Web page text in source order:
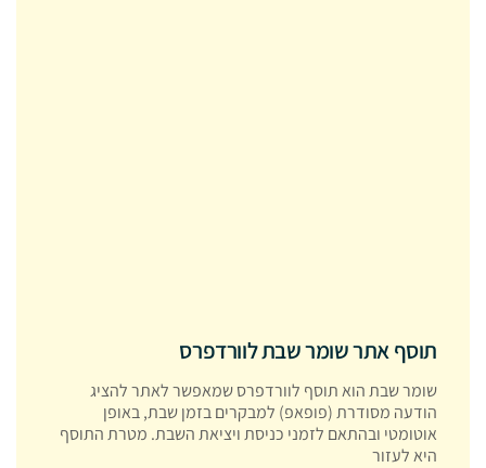
תוסף אתר שומר שבת לוורדפרס
שומר שבת הוא תוסף לוורדפרס שמאפשר לאתר להציג
הודעה מסודרת (פופאפ) למבקרים בזמן שבת, באופן
אוטומטי ובהתאם לזמני כניסת ויציאת השבת. מטרת התוסף
היא לעזור